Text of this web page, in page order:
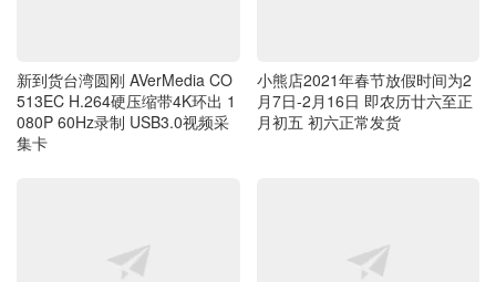
新到货台湾圆刚 AVerMedia CO
513EC H.264硬压缩带4K环出 1
080P 60Hz录制 USB3.0视频采
集卡
小熊店2021年春节放假时间为2
月7日-2月16日 即农历廿六至正
月初五 初六正常发货